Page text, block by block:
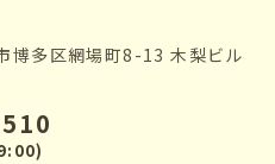
博多区網場町8-13 木梨ビル